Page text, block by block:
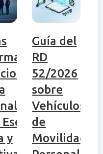
y
Guía del
RD
52/2026
sobre
Vehículos
de
Movilidad